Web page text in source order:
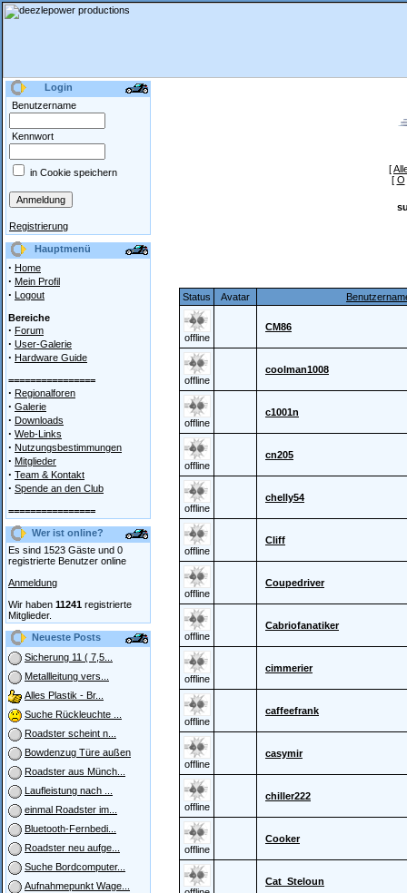
Login
Benutzername
Kennwort
in Cookie speichern
Registrierung
Hauptmenü
· Home
· Mein Profil
· Logout
Bereiche
· Forum
· User-Galerie
· Hardware Guide
================
· Regionalforen
· Galerie
· Downloads
· Web-Links
· Nutzungsbestimmungen
· Mitglieder
· Team & Kontakt
· Spende an den Club
================
Wer ist online?
Es sind 1523 Gäste und 0
registrierte Benutzer online
Anmeldung
Wir haben 11241 registrierte
Mitglieder.
Neueste Posts
Sicherung 11 ( 7,5...
Metallleitung vers...
Alles Plastik - Br...
Suche Rückleuchte ...
Roadster scheint n...
Bowdenzug Türe außen
Roadster aus Münch...
Laufleistung nach ...
einmal Roadster im...
Bluetooth-Fernbedi...
Roadster neu aufge...
Suche Bordcomputer...
Aufnahmepunkt Wage...
[
[ O
Status Avatar
offline
CM86
offline
coolman1008
offline
c1001n
offline
cn205
offline
chelly54
offline
Cliff
offline
Coupedriver
offline
Cabriofanatiker
offline
cimmerier
offline
caffeefrank
offline
casymir
offline
chiller222
offline
Cooker
Cat_Steloun